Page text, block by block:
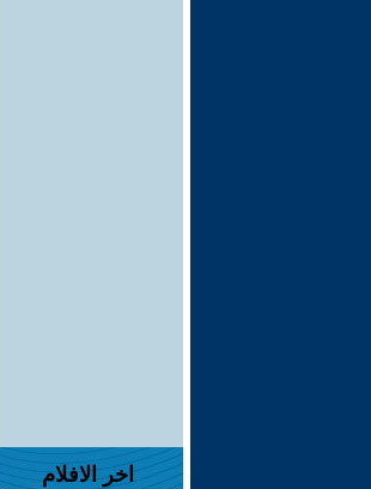
اخر الافلام